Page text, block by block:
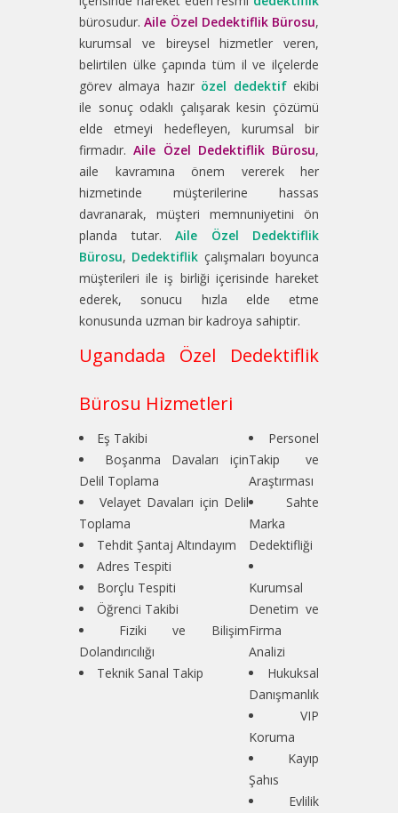
bürosudur.Aile Özel Dedektiflik Bürosu,
kurumsal ve bireysel hizmetler veren,
belirtilen ülke çapında tüm il ve ilçelerde
görev almaya hazır özel dedektifekibi
ile sonuç odaklı çalışarak kesin çözümü
elde etmeyi hedefleyen, kurumsal bir
firmadır.Aile Özel Dedektiflik Bürosu,
aile kavramına önem vererek her
hizmetinde müşterilerine hassas
davranarak, müşteri memnuniyetini ön
planda tutar. Aile Özel Dedektiflik
Bürosu, Dedektiflik çalışmaları boyunca
müşterileri ile iş birliği içerisinde hareket
ederek, sonucu hızla elde etme
konusunda uzman bir kadroya sahiptir.
Ugandada Özel Dedektiflik
Bürosu Hizmetleri
Eş Takibi
Boşanma Davaları için
Delil Toplama
Velayet Davaları için Delil
Toplama
Tehdit Şantaj Altındayım
Adres Tespiti
Borçlu Tespiti
Öğrenci Takibi
Fiziki ve Bilişim
Dolandırıcılığı
Teknik Sanal Takip
Personel
Takip ve
Araştırması
Sahte
Marka
Dedektifliği
Kurumsal
Denetim ve
Firma
Analizi
Hukuksal
Danışmanlık
VIP
Koruma
Kayıp
Şahıs
Evlilik